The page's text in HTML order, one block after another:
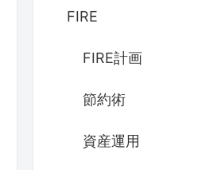
FIRE
FIRE計画
節約術
資産運用